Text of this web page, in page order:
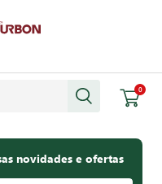
0
novidades e ofertas